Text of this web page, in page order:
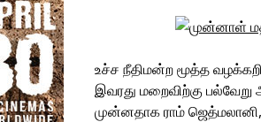
உச்ச நீதிமன்ற மூத்த
இவரது மறைவிற்கு
முன்னதாக ராம்